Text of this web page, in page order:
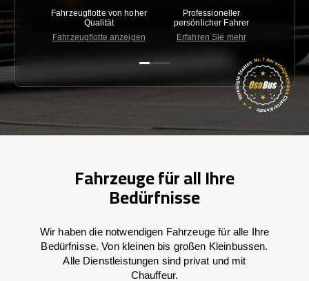
Fahrzeugflotte von hoher
Qualität
Fahrzeugflotte anzeigen
Professioneller
persönlicher Fahrer
Erfahren Sie mehr
Fahrzeuge für all Ihre
Bedürfnisse
Wir haben die notwendigen Fahrzeuge für alle Ihre
Bedürfnisse. Von kleinen bis großen Kleinbussen.
Alle Dienstleistungen sind privat und mit
Chauffeur.